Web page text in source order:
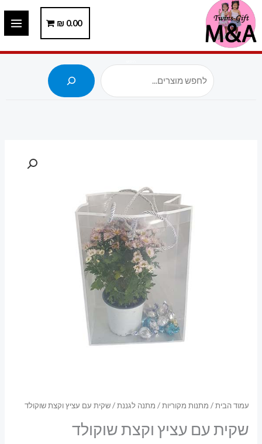
דילוג
לתוכן
0.00
₪
עמוד הבית/ מתנות מקוריות/ מתנה לגננת/ שקית עם עציץ וקצת שוקולד
שקית עם עציץ וקצת שוקולד